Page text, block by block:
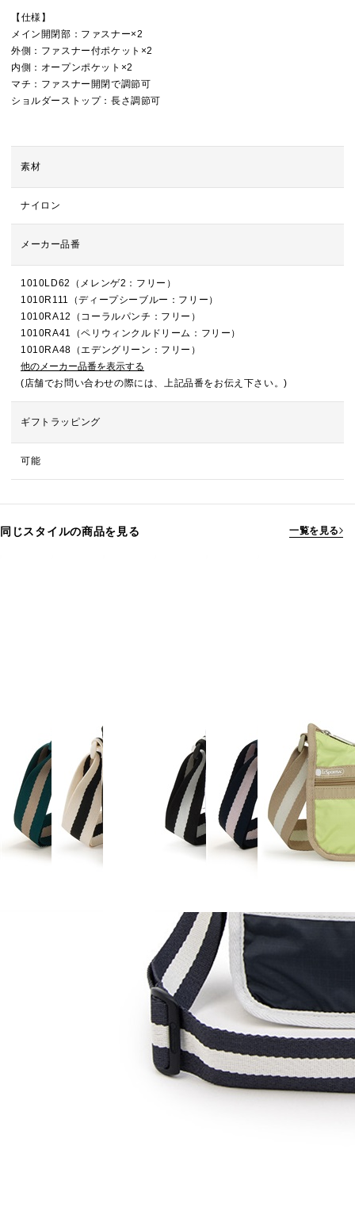
【仕様】
メイン開閉部：ファスナー×2
外側：ファスナー付ポケット×2
内側：オープンポケット×2
マチ：ファスナー開閉で調節可
ショルダーストップ：長さ調節可
素材
ナイロン
メーカー品番
1010LD62（メレンゲ2：フリー）
1010R111（ディープシーブルー：フリー）
1010RA12（コーラルパンチ：フリー）
1010RA41（ペリウィンクルドリーム：フリー）
1010RA48（エデングリーン：フリー）
他のメーカー品番を表示する
(店舗でお問い合わせの際には、上記品番をお伝え下さい。)
ギフトラッピング
可能
同じスタイルの商品を見る 一覧を見る